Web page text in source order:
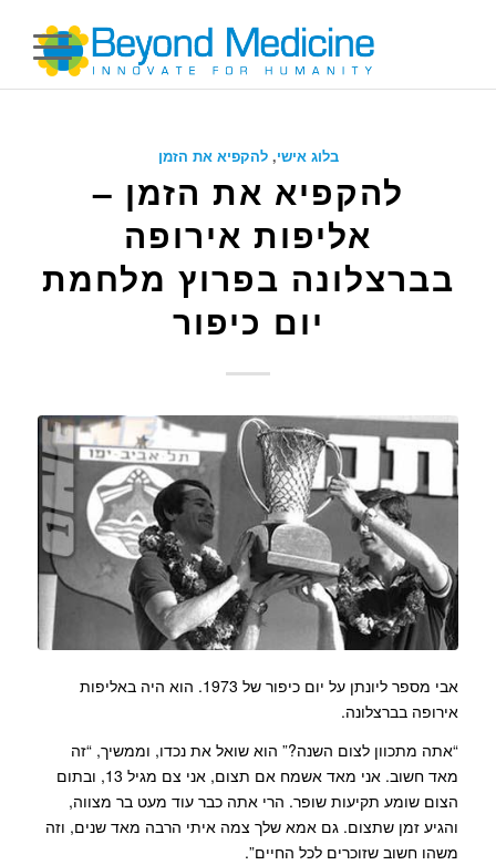
בלוג אישי,להקפיא את הזמן
להקפיא את הזמן –
אליפות אירופה
בברצלונה בפרוץ מלחמת
יום כיפור
אבי מספר ליונתן על יום כיפור של 1973. הוא היה באליפות
אירופה בברצלונה.
“אתה מתכוון לצום השנה?” הוא שואל את נכדו, וממשיך, “זה
מאד חשוב. אני מאד אשמח אם תצום, אני צם מגיל 13, ובתום
הצום שומע תקיעות שופר. הרי אתה כבר עוד מעט בר מצווה,
והגיע זמן שתצום. גם אמא שלך צמה איתי הרבה מאד שנים, וזה
משהו חשוב שזוכרים לכל החיים”.